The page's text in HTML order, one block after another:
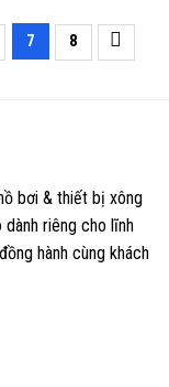
7 8
bơi & thiết bị xông
riêng cho lĩnh
hành cùng khách